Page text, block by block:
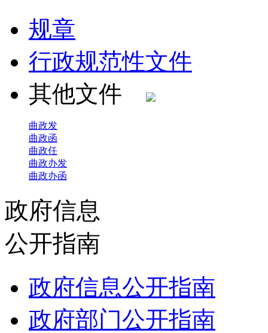
规章
行政规范性文件
其他文件
曲政发
曲政函
曲政任
曲政办发
曲政办函
政府信息
公开指南
政府信息公开指南
政府部门公开指南